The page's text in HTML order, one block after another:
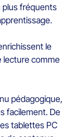
plus fréquents
le
lecture comme
pédagogique,
facilement. De
tablettes PC